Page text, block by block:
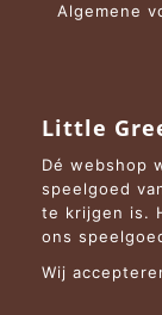
Algemene
Little
Dé webshop
speelgoed
te krijgen is.
ons
Wij